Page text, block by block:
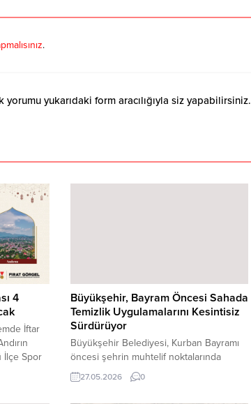
.
yorumu yukarıdaki form aracılığıyla siz yapabilirsiniz.
4
İftar
İlçe Spor
Büyükşehir, Bayram Öncesi Sahada
Temizlik Uygulamalarını Kesintisiz
Sürdürüyor
Büyükşehir Belediyesi, Kurban Bayramı
öncesi şehrin muhtelif noktalarında
temizlik uygulamalarını kesintisiz
sürdürüyor. Kahramanmaraş Büyükşehir
27.05.2026 0